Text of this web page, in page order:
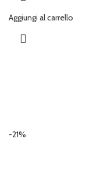
Aggiungi al carrello
-21%